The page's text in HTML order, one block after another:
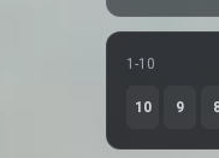
1-10
9
10